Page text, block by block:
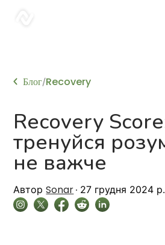
Блог/Recovery
Recovery
тренуйся
не важче
Автор Sonar 27 грудня 2024 р.